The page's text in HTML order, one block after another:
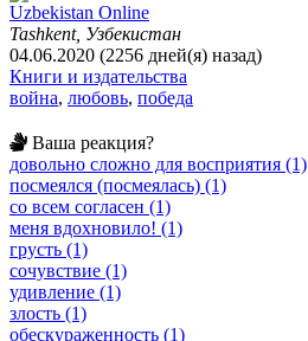
Uzbekistan Online
Tashkent, Узбекистан
04.06.2020 (2256 дней(я) назад)
Книги и издательства
война, любовь, победа
Ваша реакция?
довольно сложно для восприятия (1)
посмеялся (посмеялась) (1)
со всем согласен (1)
меня вдохновило! (1)
грусть (1)
сочувствие (1)
удивление (1)
злость (1)
обескураженность (1)